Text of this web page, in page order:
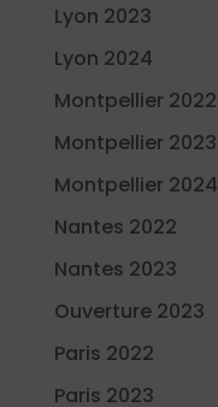
Lyon 2023
Lyon 2024
Montpellier 2022
Montpellier 2023
Montpellier 2024
Nantes 2022
Nantes 2023
Ouverture 2023
Paris 2022
Paris 2023